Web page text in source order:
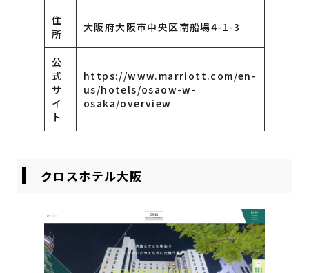
住
所
大阪府大阪市中央区南船場4-1-3
公
式
サ
イ
ト
https://www.marriott.com/en-
us/hotels/osaow-w-
osaka/overview
クロスホテル大阪